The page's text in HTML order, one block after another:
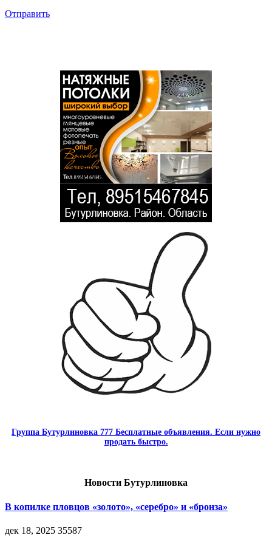
Отправить
Группа Бутурлиновка 777 Бесплатные объявления. Если нужно
продать быстро.
Новости Бутурлиновка
В копилке пловцов «золото», «серебро» и «бронза»
дек 18, 2025 35587